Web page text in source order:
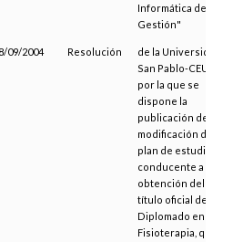
Informática de
Gestión"
09/2004 Resolución
de la Universidad
San Pablo-CEU,
por la que se
dispone la
publicación de la
modificación del
plan de estudios
conducente a la
obtención del
título oficial de
Diplomado en
Fisioterapia, que